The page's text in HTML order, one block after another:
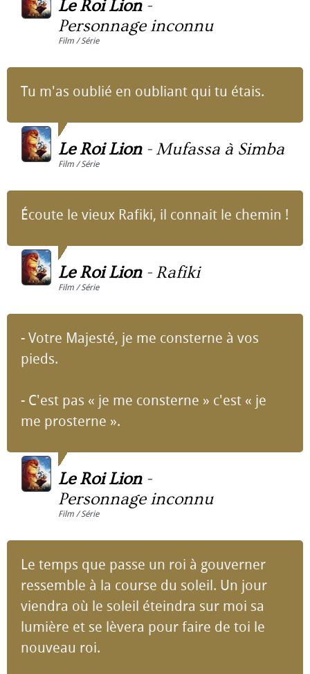
Le Roi Lion-
Personnage inconnu
Film / Série
Tu m'as oublié en oubliant qui tu étais.
Le Roi Lion- Mufassa à Simba
Film / Série
Écoute le vieux Rafiki, il connait le chemin !
Le Roi Lion- Rafiki
Film / Série
- Votre Majesté, je me consterne à vos
pieds.
- C'est pas « je me consterne » c'est « je
me prosterne ».
Le Roi Lion-
Personnage inconnu
Film / Série
Le temps que passe un roi à gouverner
ressemble à la course du soleil. Un jour
viendra où le soleil éteindra sur moi sa
lumière et se lèvera pour faire de toi le
nouveau roi.